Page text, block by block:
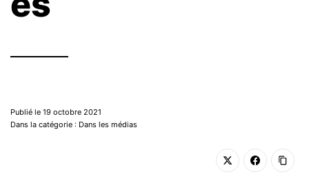
Publié le 19 octobre 2021
Dans la catégorie : Dans les médias